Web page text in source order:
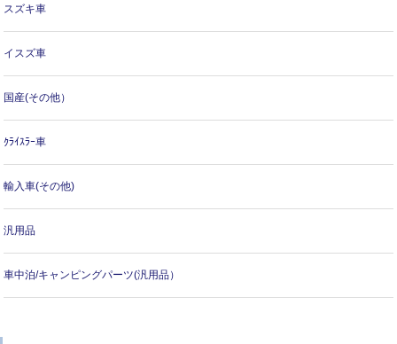
スズキ車
イスズ車
国産(その他）
ｸﾗｲｽﾗｰ車
輸入車(その他)
汎用品
車中泊/キャンピングパーツ(汎用品）